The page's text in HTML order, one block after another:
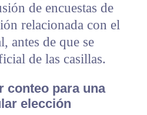
de encuestas de
relacionada con el
antes de que se
de las casillas.
conteo para una
elección